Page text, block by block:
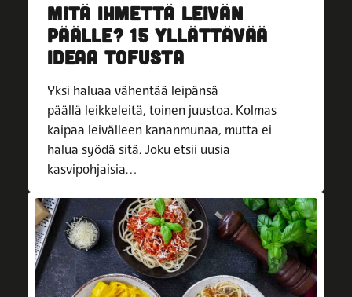
MITÄ IHMETTÄ LEIVÄN
PÄÄLLE? 15 YLLÄTTÄVÄÄ
IDEAA TOFUSTA
Yksi haluaa vähentää leipänsä
päällä leikkeleitä, toinen juustoa. Kolmas
kaipaa leivälleen kananmunaa, mutta ei
halua syödä sitä. Joku etsii uusia
kasvipohjaisia…